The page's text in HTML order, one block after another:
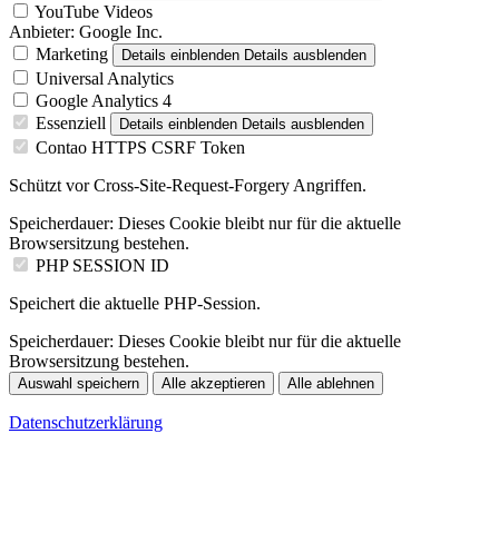
YouTube Videos
Anbieter: Google Inc.
Marketing
Details einblenden Details ausblenden
Universal Analytics
Google Analytics 4
Essenziell
Details einblenden Details ausblenden
Contao HTTPS CSRF Token
Schützt vor Cross-Site-Request-Forgery Angriffen.
Speicherdauer: Dieses Cookie bleibt nur für die aktuelle
Browsersitzung bestehen.
PHP SESSION ID
Speichert die aktuelle PHP-Session.
Speicherdauer: Dieses Cookie bleibt nur für die aktuelle
Browsersitzung bestehen.
Auswahl speichern Alle akzeptieren Alle ablehnen
Datenschutzerklärung